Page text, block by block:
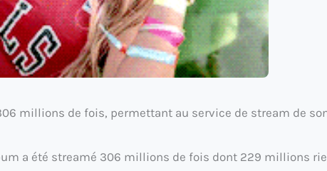
millions de fois, permettant au service de stream de
a été streamé 306 millions de fois dont 229 millions